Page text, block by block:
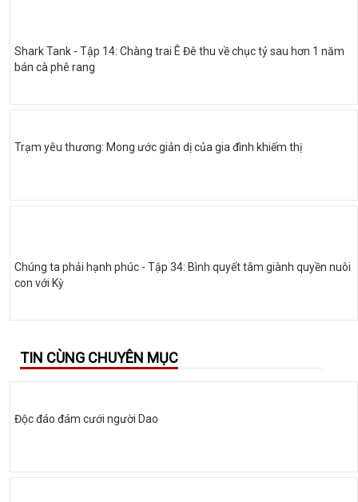
Shark Tank - Tập 14: Chàng trai Ê Đê thu về chục tỷ sau hơn 1 năm
bán cà phê rang
Trạm yêu thương: Mong ước giản dị của gia đình khiếm thị
Chúng ta phải hạnh phúc - Tập 34: Bình quyết tâm giành quyền nuôi
con với Kỳ
TIN CÙNG CHUYÊN MỤC
Độc đáo đám cưới người Dao